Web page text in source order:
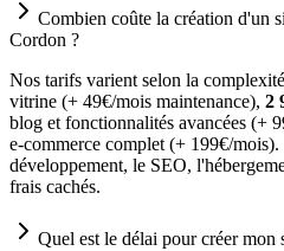
Combien coûte la création d'un
Cordon ?
Nos tarifs varient selon la
vitrine (+ 49€/mois maintenance), 2
blog et fonctionnalités avancées (+
e-commerce complet (+ 199€/
développement, le SEO,
frais cachés.
Quel est le délai pour créer mon